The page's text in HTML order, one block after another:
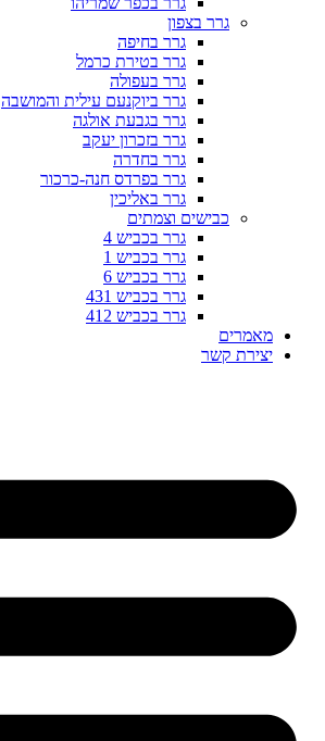
גרר בצפון
גרר בחיפה
גרר בטירת כרמל
גרר בעפולה
גרר ביוקנעם עילית והמושבה
גרר בגבעת אולגה
גרר בזכרון יעקב
גרר בחדרה
גרר בפרדס חנה-כרכור
גרר באליכין
כבישים וצמתים
גרר בכביש 4
גרר בכביש 1
גרר בכביש 6
גרר בכביש 431
גרר בכביש 412
מאמרים
יצירת קשר